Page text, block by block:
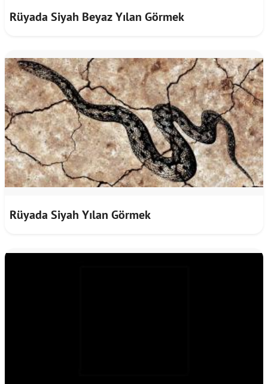
Rüyada Siyah Beyaz Yılan Görmek
Rüyada Siyah Yılan Görmek